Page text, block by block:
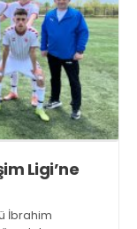
Ligi’ne
İbrahim